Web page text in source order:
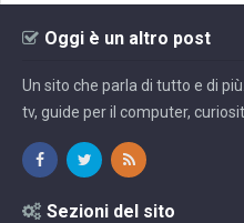
Oggi è un altro post
Un sito che parla di tutto e di
tv, guide per il computer,
Sezioni del sito